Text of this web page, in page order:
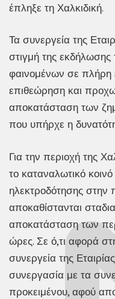
έπληξε τη Χαλκιδική.
Τα συνεργεία της
στιγμή της
φαινομένων σε πλήρη
επιθεώρηση και
αποκατάσταση των
που υπήρχε η
Για την περιοχή της
το καταναλωτικό
ηλεκτροδότησης στην
αποκαθίστανται
αποκατάσταση των
ώρες. Σε ό,τι αφορά
συνεργεία της
συνεργασία με τα
προκειμένου, αφού